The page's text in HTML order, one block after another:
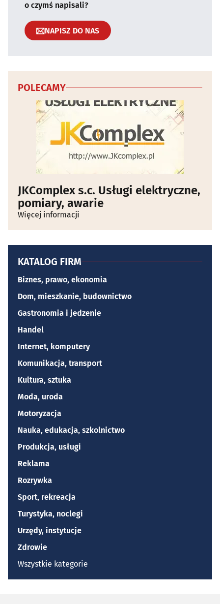
o czymś napisali?
NAPISZ DO NAS
POLECAMY
JKComplex s.c. Usługi elektryczne,
pomiary, awarie
Więcej informacji
KATALOG FIRM
Biznes, prawo, ekonomia
Dom, mieszkanie, budownictwo
Gastronomia i jedzenie
Handel
Internet, komputery
Komunikacja, transport
Kultura, sztuka
Moda, uroda
Motoryzacja
Nauka, edukacja, szkolnictwo
Produkcja, usługi
Reklama
Rozrywka
Sport, rekreacja
Turystyka, noclegi
Urzędy, instytucje
Zdrowie
Wszystkie kategorie